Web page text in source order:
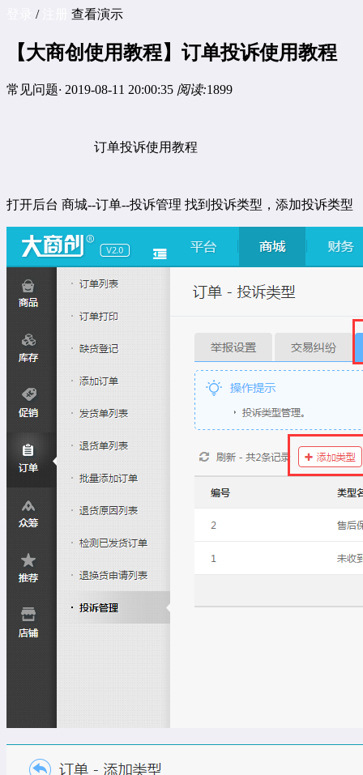
/注册 查看演示
【大商创使用教程】订单投诉使用教程
常见问题· 2019-08-11 20:00:35 阅读:1899
订单投诉使用教程
打开后台 商城--订单--投诉管理 找到投诉类型，添加投诉类型